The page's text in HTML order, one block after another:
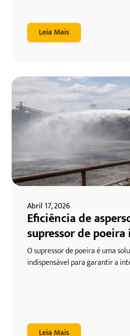
Leia Mais
Abril 17, 2026
Eficiência de
supressor de
O supressor de poeira é uma
indispensável para garantir a
Leia Mais